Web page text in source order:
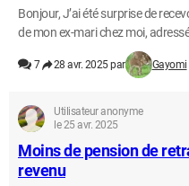
Bonjour, J’ai été surprise de
de mon ex-mari chez moi,
7 28 avr. 2025 par Gayomi
Utilisateur anonyme
le 25 avr. 2025
Moins de pension de
revenu